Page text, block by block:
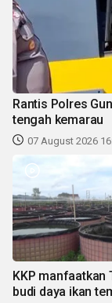
Rantis Polres
tengah kemarau
07 August 2026
KKP manfaatkan
budi daya ikan